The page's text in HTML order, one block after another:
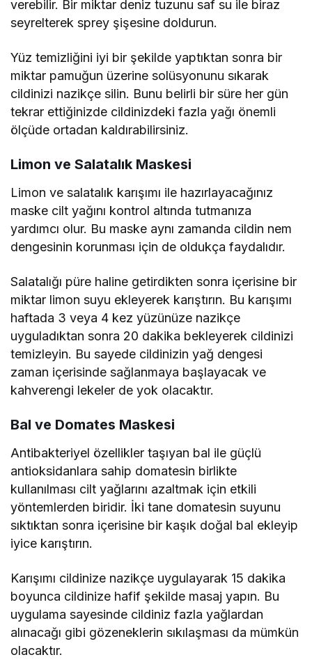
verebilir. Bir miktar deniz tuzunu saf su ile biraz
seyrelterek sprey şişesine doldurun.
Yüz temizliğini iyi bir şekilde yaptıktan sonra bir
miktar pamuğun üzerine solüsyonunu sıkarak
cildinizi nazikçe silin. Bunu belirli bir süre her gün
tekrar ettiğinizde cildinizdeki fazla yağı önemli
ölçüde ortadan kaldırabilirsiniz.
Limon ve Salatalık Maskesi
Limon ve salatalık karışımı ile hazırlayacağınız
maske cilt yağını kontrol altında tutmanıza
yardımcı olur. Bu maske aynı zamanda cildin nem
dengesinin korunması için de oldukça faydalıdır.
Salatalığı püre haline getirdikten sonra içerisine bir
miktar limon suyu ekleyerek karıştırın. Bu karışımı
haftada 3 veya 4 kez yüzünüze nazikçe
uyguladıktan sonra 20 dakika bekleyerek cildinizi
temizleyin. Bu sayede cildinizin yağ dengesi
zaman içerisinde sağlanmaya başlayacak ve
kahverengi lekeler de yok olacaktır.
Bal ve Domates Maskesi
Antibakteriyel özellikler taşıyan bal ile güçlü
antioksidanlara sahip domatesin birlikte
kullanılması cilt yağlarını azaltmak için etkili
yöntemlerden biridir. İki tane domatesin suyunu
sıktıktan sonra içerisine bir kaşık doğal bal ekleyip
iyice karıştırın.
Karışımı cildinize nazikçe uygulayarak 15 dakika
boyunca cildinize hafif şekilde masaj yapın. Bu
uygulama sayesinde cildiniz fazla yağlardan
alınacağı gibi gözeneklerin sıkılaşması da mümkün
olacaktır.